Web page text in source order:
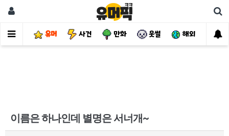
유머 사건 만화 웃썰 해외 핫
이름은 하나인데 별명은 서너개~